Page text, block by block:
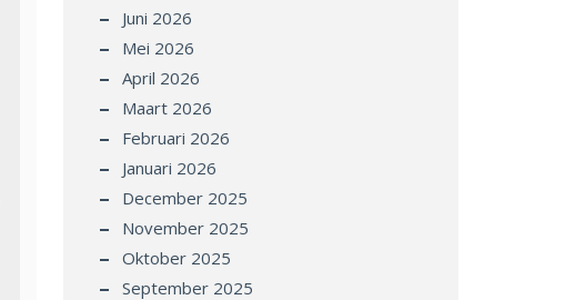
Juni 2026
Mei 2026
April 2026
Maart 2026
Februari 2026
Januari 2026
December 2025
November 2025
Oktober 2025
September 2025